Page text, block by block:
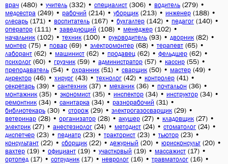
врач (480) • учитель (332) • специалист (306) • водитель (279) •
медсестра (249) • рабочий (214) • уборщик (213) • инженер (188) •
слесарь (171) • воспитатель (167) • бухгалтер (142) • педагог (140) •
оператор (111) • заведующий (108) • менеджер (102) •
начальник (102) • техник (100) • руководитель (93) • дворник (82) •
монтер (75) • повар (69) • электромонтер (68) • терапевт (65) •
лаборант (62) • машинист (62) • продавец (62) • фельдшер (62) •
психолог (60) • грузчик (59) • администратор (57) • кассир (55) •
преподаватель (54) • охранник (51) • сварщик (50) • мастер (49) •
директор (46) • хирург (43) • технолог (42) • контролер (41) •
секретарь (39) • сантехник (37) • механик (36) • почтальон (36) •
монтажник (35) • экономист (35) • инспектор (34) • инструктор (34) •
ремонтник (34) • санитарка (34) • разнорабочий (31) •
библиотекарь (30) • сторож (29) • электрогазосварщик (29) •
ветеринар (28) • организатор (28) • акушер (27) • кладовщик (27) •
электрик (27) • анестезиолог (24) • методист (24) • стоматолог (24) •
диспетчер (23) • педиатр (23) • тракторист (23) • тьютор (23) •
консультант (22) • сборщик (22) • дежурный (20) • юрисконсульт (20) •
вахтер (19) • официант (19) • участковый (19) • массажист (17) •
ортопед (17) • сотрудник (17) • невролог (16) • травматолог (16) •